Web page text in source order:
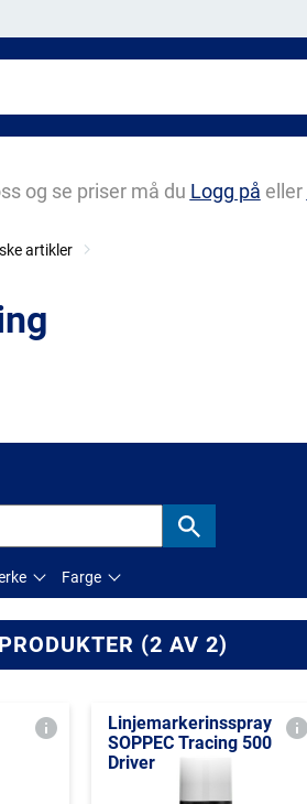
og se priser må du Logg på eller
artikler
Farge
(2 AV 2)
Linjemarkerinsspray
SOPPEC Tracing 500
Driver